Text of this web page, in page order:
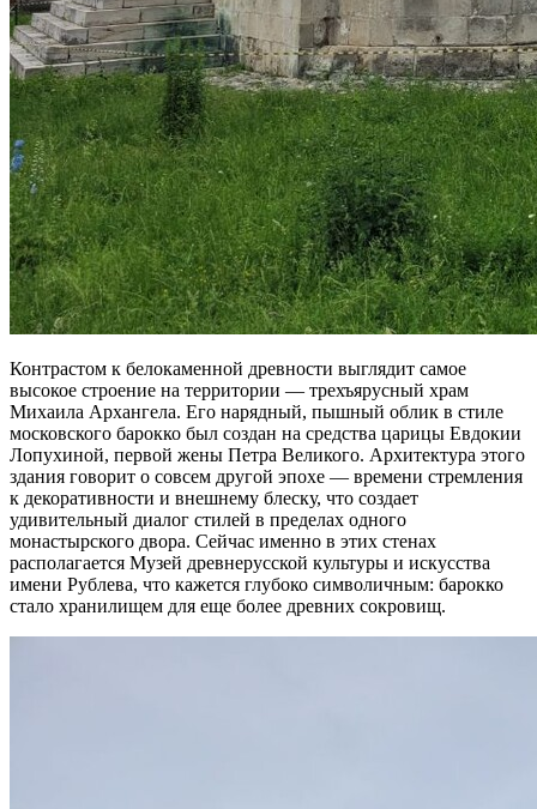
Контрастом к белокаменной древности выглядит самое
высокое строение на территории — трехъярусный храм
Михаила Архангела. Его нарядный, пышный облик в стиле
московского барокко был создан на средства царицы Евдокии
Лопухиной, первой жены Петра Великого. Архитектура этого
здания говорит о совсем другой эпохе — времени стремления
к декоративности и внешнему блеску, что создает
удивительный диалог стилей в пределах одного
монастырского двора. Сейчас именно в этих стенах
располагается Музей древнерусской культуры и искусства
имени Рублева, что кажется глубоко символичным: барокко
стало хранилищем для еще более древних сокровищ.